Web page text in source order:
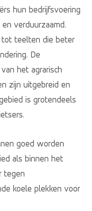
hun bedrijfsvoering
verduurzaamd.
tot teelten die beter
De
het agrarisch
zijn uitgebreid en
is grotendeels
goed worden
als binnen het
tegen
koele plekken voor